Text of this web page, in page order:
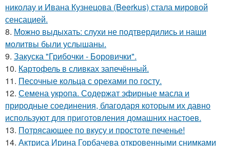
николау и Ивана Кузнецова (Beerkus) стала мировой
сенсацией.
8. Можно выдыхать: слухи не подтвердились и наши
молитвы были услышаны.
9. Закуска "Грибочки - Боровички".
10. Картофель в сливках запечённый.
11. Песочные кольца с орехами по госту.
12. Семена укропа. Содержат эфирные масла и
природные соединения, благодаря которым их давно
используют для приготовления домашних настоев.
13. Потрясающее по вкусу и простоте печенье!
14. Актриса Ирина Горбачева откровенными снимками